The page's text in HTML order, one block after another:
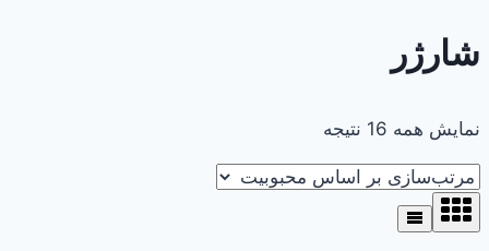
شارژر
نمایش همه 16 نتیجه
اساس